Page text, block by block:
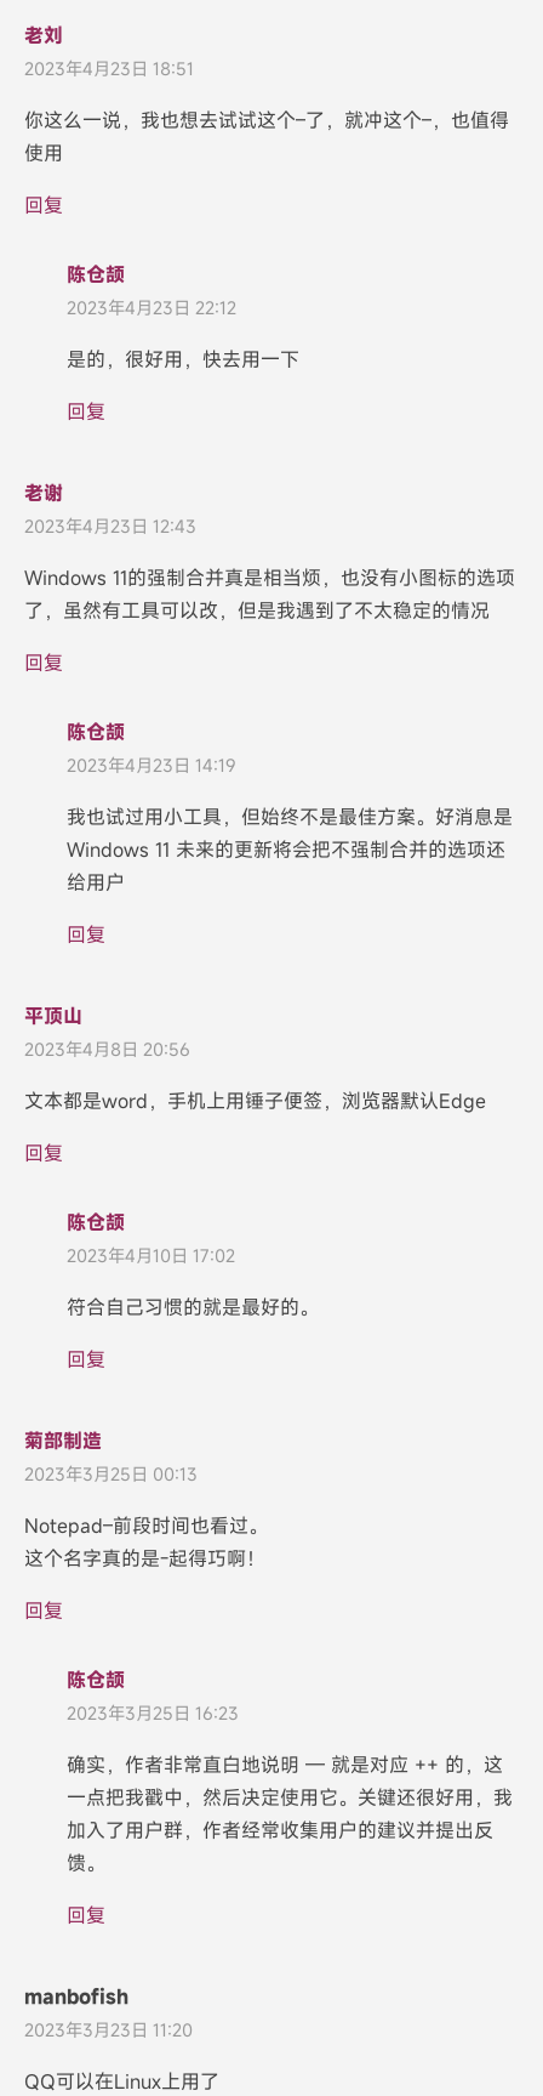
老刘
2023年4月23日 18:51
你这么一说，我也想去试试这个–了，就冲这个–，也值得
使用
回复
陈仓颉
2023年4月23日 22:12
是的，很好用，快去用一下
回复
老谢
2023年4月23日 12:43
Windows 11的强制合并真是相当烦，也没有小图标的选项
了，虽然有工具可以改，但是我遇到了不太稳定的情况
回复
陈仓颉
2023年4月23日 14:19
我也试过用小工具，但始终不是最佳方案。好消息是
Windows 11 未来的更新将会把不强制合并的选项还
给用户
回复
平顶山
2023年4月8日 20:56
文本都是word，手机上用锤子便签，浏览器默认Edge
回复
陈仓颉
2023年4月10日 17:02
符合自己习惯的就是最好的。
回复
菊部制造
2023年3月25日 00:13
Notepad–前段时间也看过。
这个名字真的是-起得巧啊！
回复
陈仓颉
2023年3月25日 16:23
确实，作者非常直白地说明 — 就是对应 ++ 的，这
一点把我戳中，然后决定使用它。关键还很好用，我
加入了用户群，作者经常收集用户的建议并提出反
馈。
回复
manbofish
2023年3月23日 11:20
QQ可以在Linux上用了